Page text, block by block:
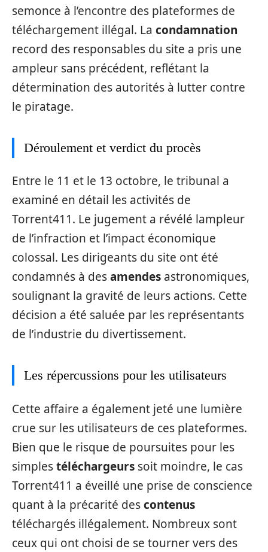
semonce à l’encontre des plateformes de
téléchargement illégal. La condamnation
record des responsables du site a pris une
ampleur sans précédent, reflétant la
détermination des autorités à lutter contre
le piratage.
Déroulement et verdict du procès
Entre le 11 et le 13 octobre, le tribunal a
examiné en détail les activités de
Torrent411. Le jugement a révélé lampleur
de l’infraction et l’impact économique
colossal. Les dirigeants du site ont été
condamnés à desamendes astronomiques,
soulignant la gravité de leurs actions. Cette
décision a été saluée par les représentants
de l’industrie du divertissement.
Les répercussions pour les utilisateurs
Cette affaire a également jeté une lumière
crue sur les utilisateurs de ces plateformes.
Bien que le risque de poursuites pour les
simplestéléchargeurs soit moindre, le cas
Torrent411 a éveillé une prise de conscience
quant à la précarité descontenus
téléchargés illégalement. Nombreux sont
ceux qui ont choisi de se tourner vers des